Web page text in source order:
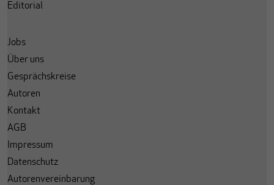
Editorial
Jobs
Über uns
Gesprächskreise
Autoren
Kontakt
AGB
Impressum
Datenschutz
Autorenvereinbarung